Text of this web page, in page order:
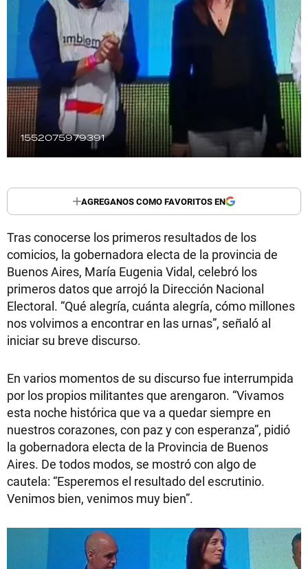
1552075979391
AGREGANOS COMO FAVORITOS EN
Tras conocerse los primeros resultados de los
comicios, la gobernadora electa de la provincia de
Buenos Aires, María Eugenia Vidal, celebró los
primeros datos que arrojó la Dirección Nacional
Electoral. “Qué alegría, cuánta alegría, cómo millones
nos volvimos a encontrar en las urnas”, señaló al
iniciar su breve discurso.
En varios momentos de su discurso fue interrumpida
por los propios militantes que arengaron. “Vivamos
esta noche histórica que va a quedar siempre en
nuestros corazones, con paz y con esperanza”, pidió
la gobernadora electa de la Provincia de Buenos
Aires. De todos modos, se mostró con algo de
cautela: “Esperemos el resultado del escrutinio.
Venimos bien, venimos muy bien”.
PALABRAS
HORÓSCOPO
Seguinos